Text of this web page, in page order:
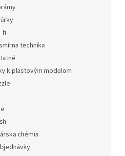
fi
technika
k plastovým modelom
chémia